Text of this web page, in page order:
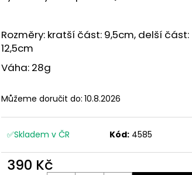
Rozměry: kratší část: 9,5cm, delší část:
12,5cm
Váha: 28g
Můžeme doručit do: 10.8.2026
✅Skladem v ČR Kód: 4585
390 Kč